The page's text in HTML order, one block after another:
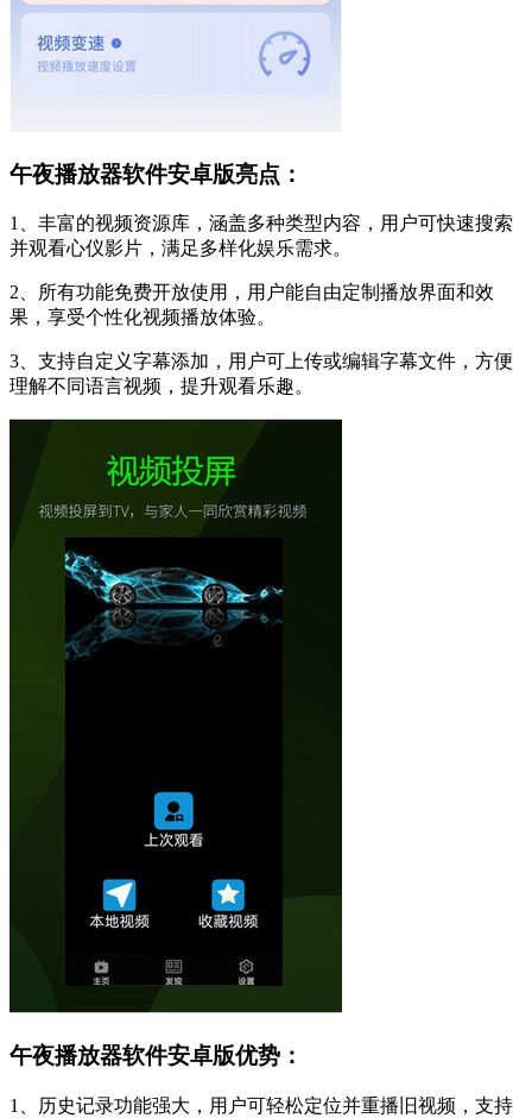
午夜播放器软件安卓版亮点：
1、丰富的视频资源库，涵盖多种类型内容，用户可快速搜索
并观看心仪影片，满足多样化娱乐需求。
2、所有功能免费开放使用，用户能自由定制播放界面和效
果，享受个性化视频播放体验。
3、支持自定义字幕添加，用户可上传或编辑字幕文件，方便
理解不同语言视频，提升观看乐趣。
午夜播放器软件安卓版优势：
1、历史记录功能强大，用户可轻松定位并重播旧视频，支持